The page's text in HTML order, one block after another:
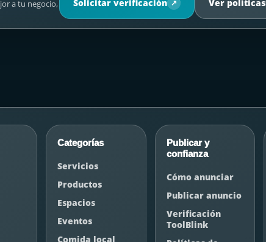
a tu negocio,
Solicitar verificación ↗ Ver políticas
Categorías
Servicios
Productos
Espacios
Eventos
Comida local
Publicar y
confianza
Cómo anunciar
Publicar anuncio
Verificación
ToolBlink